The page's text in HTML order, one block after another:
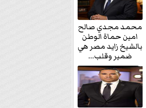
محمد مجدي صالح
امين حماة الوطن
بالشيخ زايد مصر هي
ضمير وقلب...